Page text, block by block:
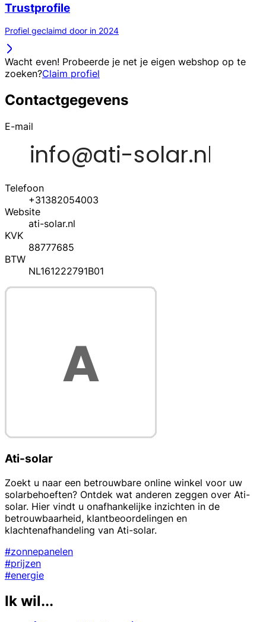
Trustprofile
Profiel geclaimd door in 2024
Wacht even! Probeerde je net je eigen webshop op te
zoeken?Claim profiel
Contactgegevens
E-mail
Telefoon
+31382054003
Website
ati-solar.nl
KVK
88777685
BTW
NL161222791B01
Ati-solar
Zoekt u naar een betrouwbare online winkel voor uw
solarbehoeften? Ontdek wat anderen zeggen over Ati-
solar. Hier vindt u onafhankelijke inzichten in de
betrouwbaarheid, klantbeoordelingen en
klachtenafhandeling van Ati-solar.
#zonnepanelen
#prijzen
#energie
Ik wil...